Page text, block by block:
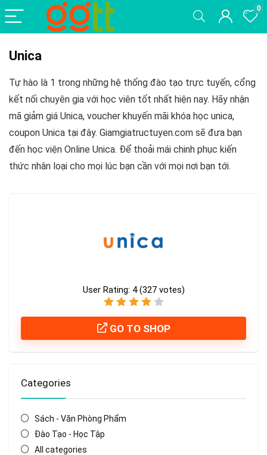
0
Unica
Tự hào là 1 trong những hệ thống đào tạo trực tuyến, cổng
kết nối chuyên gia với học viên tốt nhất hiện nay. Hãy nhận
mã giảm giá Unica, voucher khuyến mãi khóa học unica,
coupon Unica tại đây. Giamgiatructuyen.com sẽ đưa bạn
đến học viện Online Unica. Để thoải mái chinh phục kiến
thức nhân loại cho mọi lúc bạn cần với mọi nơi bạn tới.
User Rating: 4 (327votes)
GO TO SHOP
Categories
Sách - Văn Phòng Phẩm
Đào Tạo - Học Tập
All categories